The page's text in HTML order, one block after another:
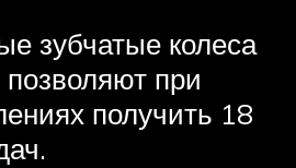
зубчатые колеса
позволяют при
получить 18